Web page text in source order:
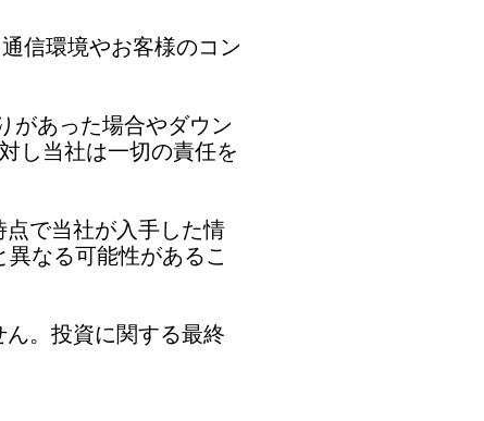
信環境やお客様のコン
があった場合やダウン
し当社は一切の責任を
点で当社が入手した情
なる可能性があるこ
ん。投資に関する最終